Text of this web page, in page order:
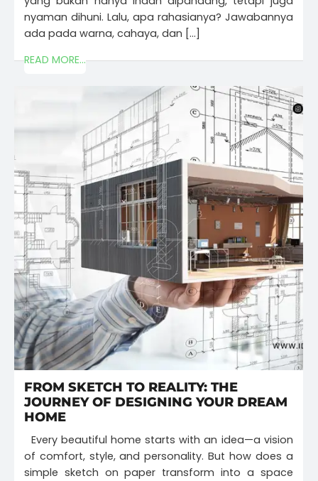
nyaman dihuni. Lalu, apa rahasianya? Jawabannya
ada pada warna, cahaya, dan […]
READ MORE...
FROM SKETCH TO REALITY: THE
JOURNEY OF DESIGNING YOUR DREAM
HOME
Every beautiful home starts with an idea—a vision
of comfort, style, and personality. But how does a
simple sketch on paper transform into a space